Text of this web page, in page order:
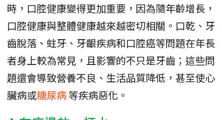
時，口腔健康變得更加重要，因為隨年齡增長，
口腔健康與整體健康越來越密切相關。口乾、牙
齒脫落、蛀牙、牙齦疾病和口腔癌等問題在年長
者身上較為常見，且影響的不只是牙齒；這些問
題還會導致營養不良、生活品質降低，甚至使心
臟病或糖尿病等疾病惡化。